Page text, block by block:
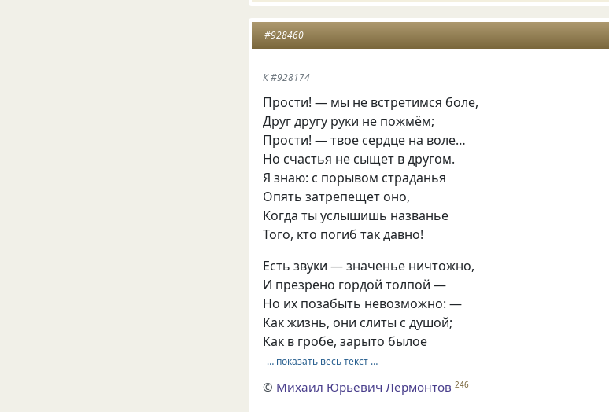
#928460
К #928174
Прости! — мы не встретимся боле,
Друг другу руки не пожмём;
Прости! — твое сердце на воле…
Но счастья не сыщет в другом.
Я знаю: с порывом страданья
Опять затрепещет оно,
Когда ты услышишь названье
Того, кто погиб так давно!
Есть звуки — значенье ничтожно,
И презрено гордой толпой —
Но их позабыть невозможно: —
Как жизнь, они слиты с душой;
Как в гробе, зарыто былое
… показать весь текст …
© Михаил Юрьевич Лермонтов 246